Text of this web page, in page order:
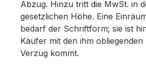
Abzug. Hinzu tritt die MwSt. in
gesetzlichen Höhe. Eine
bedarf der Schriftform; sie ist
Käufer mit den ihm
Verzug kommt.